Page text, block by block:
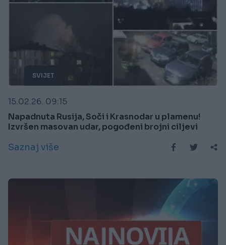
SVIJET
15.02.26. 09:15
Napadnuta Rusija, Soči i Krasnodar u plamenu!
Izvršen masovan udar, pogođeni brojni ciljevi
Saznaj više